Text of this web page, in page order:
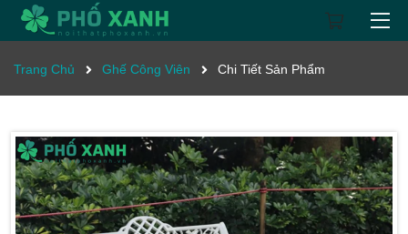
Trang Chủ Ghế Công Viên Chi Tiết Sản Phẩm